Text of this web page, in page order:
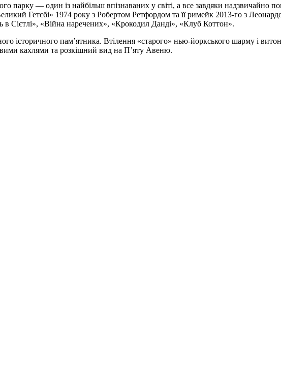
парку — один із найбільш впізнаваних у світі, а все завдяки надзвичайно
Гетсбі» 1974 року з Робертом Ретфордом та її римейк 2013-го з
Сієтлі», «Війна наречених», «Крокодил Данді», «Клуб Коттон».
історичного пам’ятника. Втілення «старого» нью-йоркського шарму і
кахлями та розкішний вид на П’яту Авеню.